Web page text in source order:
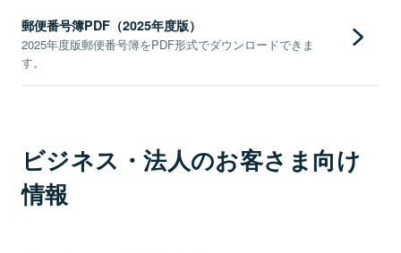
郵便番号簿PDF（2025年度版）
2025年度版郵便番号簿をPDF形式でダウンロードできま
す。
ビジネス・法人のお客さま向け
情報